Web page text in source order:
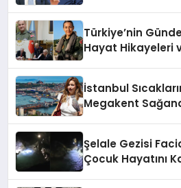
Türkiye’nin
Hayat Hikayeleri
İstanbul
Megakent
Şelale Gezisi
Çocuk Hayatını